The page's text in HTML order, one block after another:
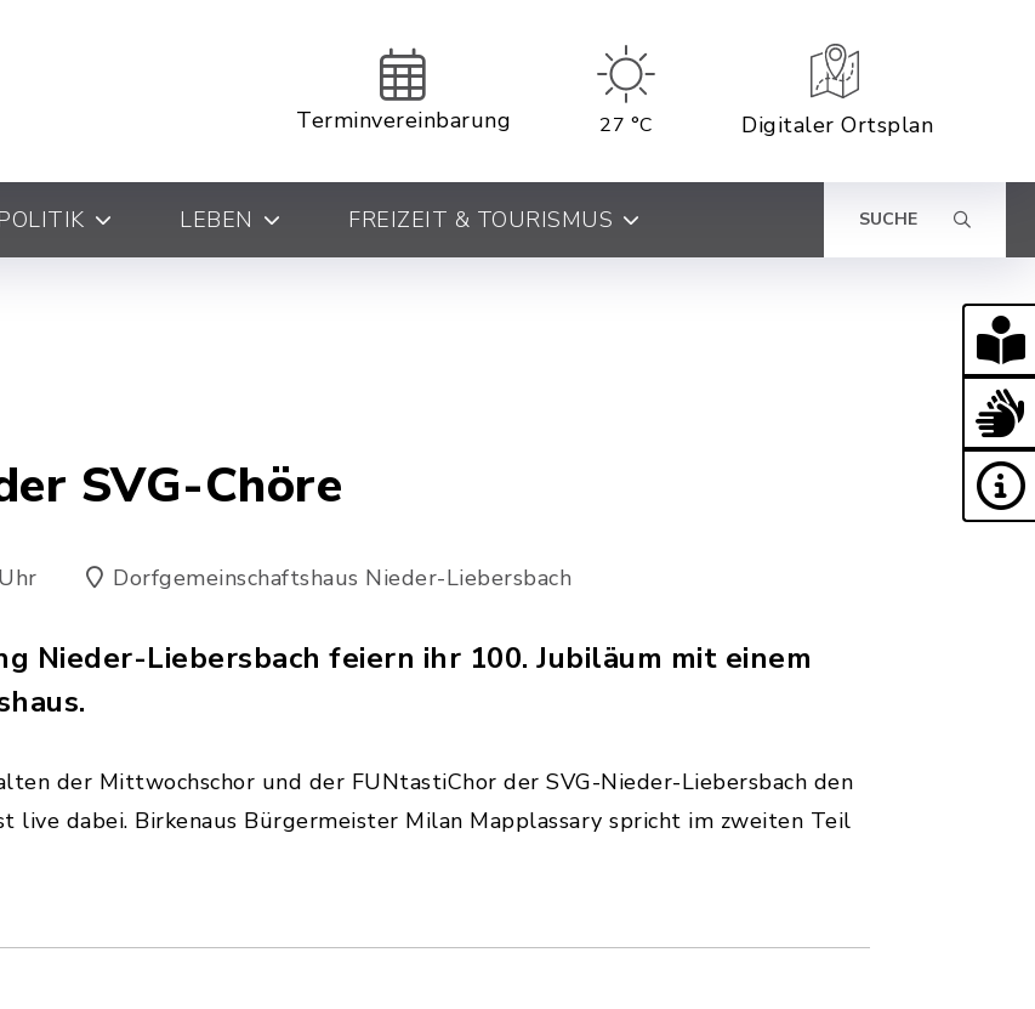
Terminvereinbarung 27 °C Digitaler Ortsplan
LEBEN FREIZEIT & TOURISMUS SUCHE
SVG-Chöre
Dorfgemeinschaftshaus Nieder-Liebersbach
Nieder-Liebersbach feiern ihr 100. Jubiläum mit einem
der Mittwochschor und der FUNtastiChor der SVG-Nieder-Liebersbach den
live dabei. Birkenaus Bürgermeister Milan Mapplassary spricht im zweiten Teil